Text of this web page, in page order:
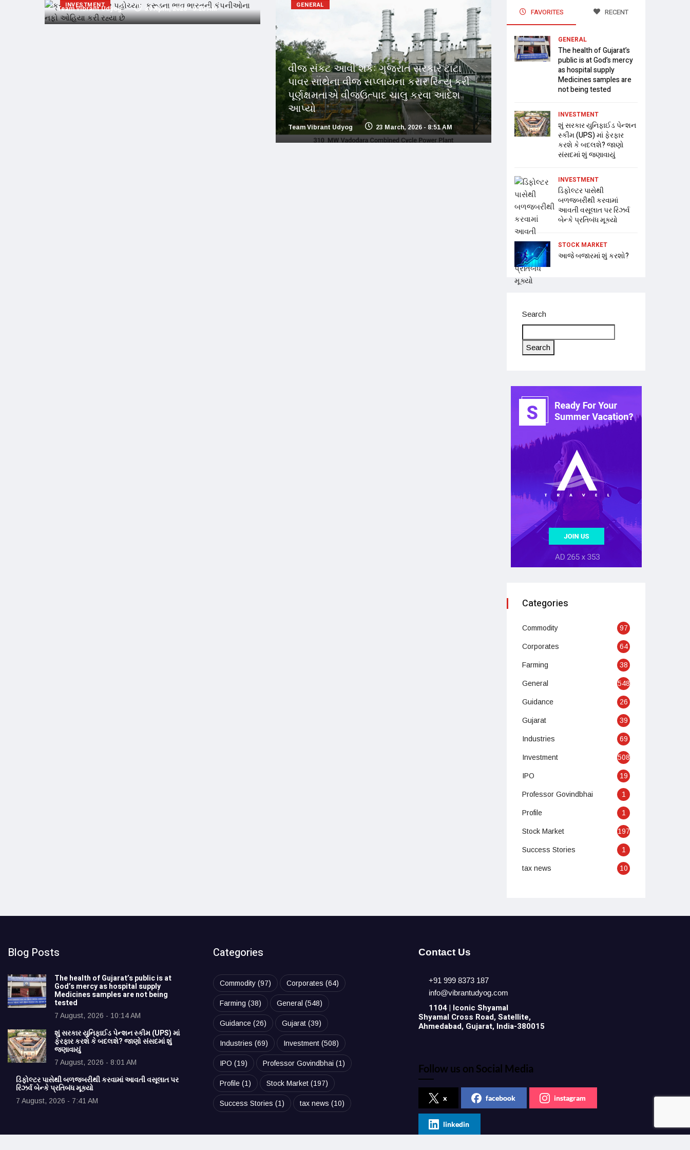
INVESTMENT
Team Vibrant Udyog 30 April, 2026 - 9:18 AM GENERAL
વીજ સંકટ આવી શકેઃ ગુજરાત સરકારે ટાટા
પાવર સાથેના વીજ સપ્લાયના કરાર રિન્યુ કરી
પૂર્ણક્ષમતાએ વીજઉત્પાદ ચાલુ કરવા આદેશ
આપ્યો
Team Vibrant Udyog 23 March, 2026 - 8:51 AM
FAVORITES RECENT
GENERAL
The health of Gujarat’s
public is at God’s mercy
as hospital supply
Medicines samples are
not being tested
INVESTMENT
શું સરકાર યુનિફાઈડ પેન્શન
સ્કીમ (UPS) માં ફેરફાર
કરશે કે બદલશે? જાણો
સંસદમાં શું જણાવાયું
INVESTMENT
ડિફોલ્ટર પાસેથી
બળજબરીથી કરવામાં
આવતી વસૂલાત પર રિઝર્વ
બેન્કે પ્રતિબંધ મૂક્યો
STOCK MARKET
આજે બજારમાં શું કરશો?
Search
Search
Categories
Commodity 97
Corporates 64
Farming 38
General 548
Guidance 26
Gujarat 39
Industries 69
Investment 508
IPO 19
Professor Govindbhai 1
Profile 1
Stock Market 197
Success Stories 1
tax news 10
Blog Posts
The health of Gujarat’s public is at
God’s mercy as hospital supply
Medicines samples are not being
tested
7 August, 2026 - 10:14 AM
શું સરકાર યુનિફાઈડ પેન્શન સ્કીમ (UPS) માં
ફેરફાર કરશે કે બદલશે? જાણો સંસદમાં શું
જણાવાયું
7 August, 2026 - 8:01 AM
ડિફોલ્ટર પાસેથી બળજબરીથી કરવામાં આવતી વસૂલાત પર
રિઝર્વ બેન્કે પ્રતિબંધ મૂક્યો
7 August, 2026 - 7:41 AM
Categories
Commodity(97) Corporates (64)
Farming (38) General (548)
Guidance(26) Gujarat(39)
Industries (69) Investment(508)
IPO (19) Professor Govindbhai (1)
Profile(1) Stock Market(197)
Success Stories (1) tax news (10)
Contact Us
+91 999 8373 187
info@vibrantudyog.com
1104 | Iconic Shyamal
Shyamal Cross Road, Satellite,
Ahmedabad, Gujarat, India-380015
Follow us on Social Media
x facebook instagram
linkedin